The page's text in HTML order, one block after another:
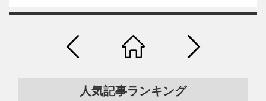
してください。最近は外国人の相談にも対応しています。 全
OTITや労基署に相談しても解決しない場合やこのような公的
機関に1人でうまく相談できない場合、次のような民間の支援
の技能実習を始めましたが、その介護施設の経営不振によっ
然、寮にやってきました。相談者は監理団体の車で空港に連
人気記事ランキング